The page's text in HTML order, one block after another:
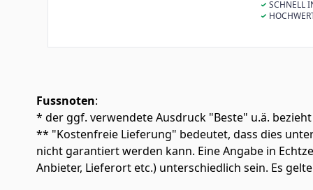
Speicher,
Garantie
und
minimieren,
SCHNELL
des
um lange
Fussnoten:
* der ggf. verwendete Ausdruck "Beste" u.ä.
** "Kostenfreie Lieferung" bedeutet, dass dies
nicht garantiert werden kann. Eine Angabe in
Anbieter, Lieferort etc.) unterschiedlich sein. Es